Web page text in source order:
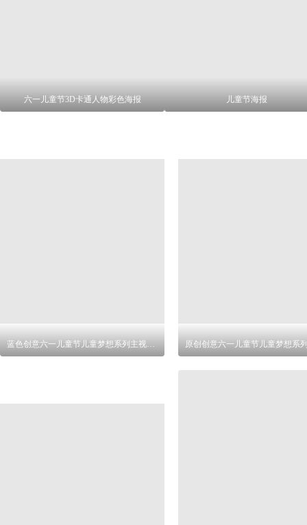
六一儿童节3D卡通人物彩色海报 儿童节海报
蓝色创意六一儿童节儿童梦想系列主视觉背景